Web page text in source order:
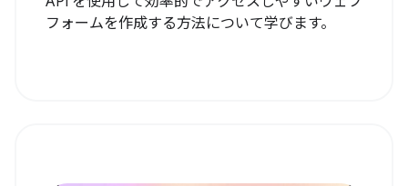
フォームを作成する方法について学びます。